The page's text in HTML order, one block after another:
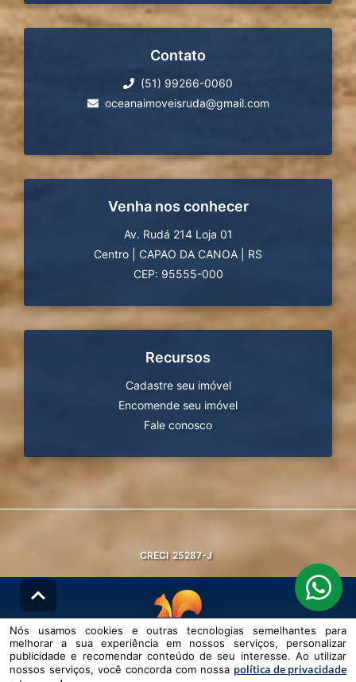
Contato
(51) 99266-0060
oceanaimoveisruda@gmail.com
Venha nos conhecer
Av. Rudá 214 Loja 01
Centro
CAPAO DA CANOA
RS
CEP: 95555-000
Recursos
Cadastre seu imóvel
Encomende seu imóvel
Fale conosco
CRECI 25287-J
© DESENVOLVIDO PELAAGIL.NET
Nós usamos cookies e outras tecnologias semelhantes para melhorar a
Nós usamos cookies e outras tecnologias semelhantes para
melhorar a sua experiência em nossos serviços, personalizar
publicidade e recomendar conteúdo de seu interesse. Ao utilizar
nossos serviços, você concorda com nossa política de privacidade